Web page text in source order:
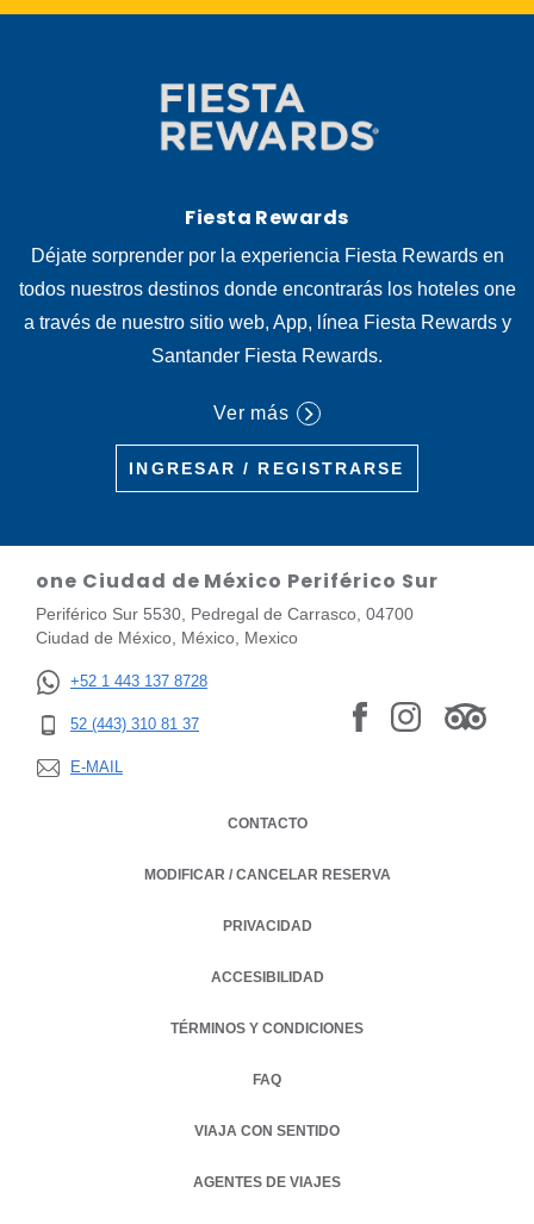
Fiesta Rewards
Déjate sorprender por la experiencia Fiesta Rewards en
todos nuestros destinos donde encontrarás los hoteles one
a través de nuestro sitio web, App, línea Fiesta Rewards y
Santander Fiesta Rewards.
Ver más
INGRESAR / REGISTRARSE
one Ciudad de México Periférico Sur
Periférico Sur 5530, Pedregal de Carrasco, 04700
Ciudad de México, México, Mexico
+52 1 443 137 8728
52 (443) 310 81 37
E-MAIL
CONTACTO
MODIFICAR / CANCELAR RESERVA
PRIVACIDAD
OPENS IN A NEW TAB.
ACCESIBILIDAD
TÉRMINOS Y CONDICIONES
FAQ
VIAJA CON SENTIDO
AGENTES DE VIAJES